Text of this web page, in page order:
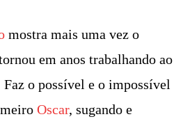
mostra mais uma vez o
em anos trabalhando ao
Faz o possível e o impossível
Oscar, sugando e